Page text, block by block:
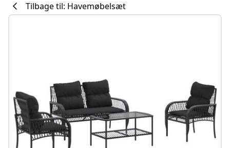
#sharemevidaxl
Tilbage til: Havemøbelsæt